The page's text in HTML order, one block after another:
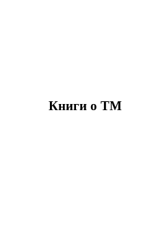
Книги о ТМ